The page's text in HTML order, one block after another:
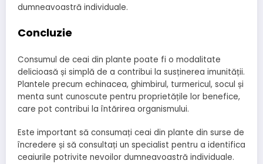
dumneavoastră individuale.
Concluzie
Consumul de ceai din plante poate fi o modalitate
delicioasă și simplă de a contribui la susținerea imunității.
Plantele precum echinacea, ghimbirul, turmericul, socul și
menta sunt cunoscute pentru proprietățile lor benefice,
care pot contribui la întărirea organismului.
Este important să consumați ceai din plante din surse de
încredere și să consultați un specialist pentru a identifica
ceaiurile potrivite nevoilor dumneavoastră individuale.